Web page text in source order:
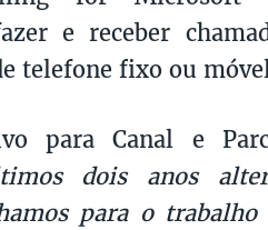
e receber
telefone fixo ou
para Canal e
dois anos
para o